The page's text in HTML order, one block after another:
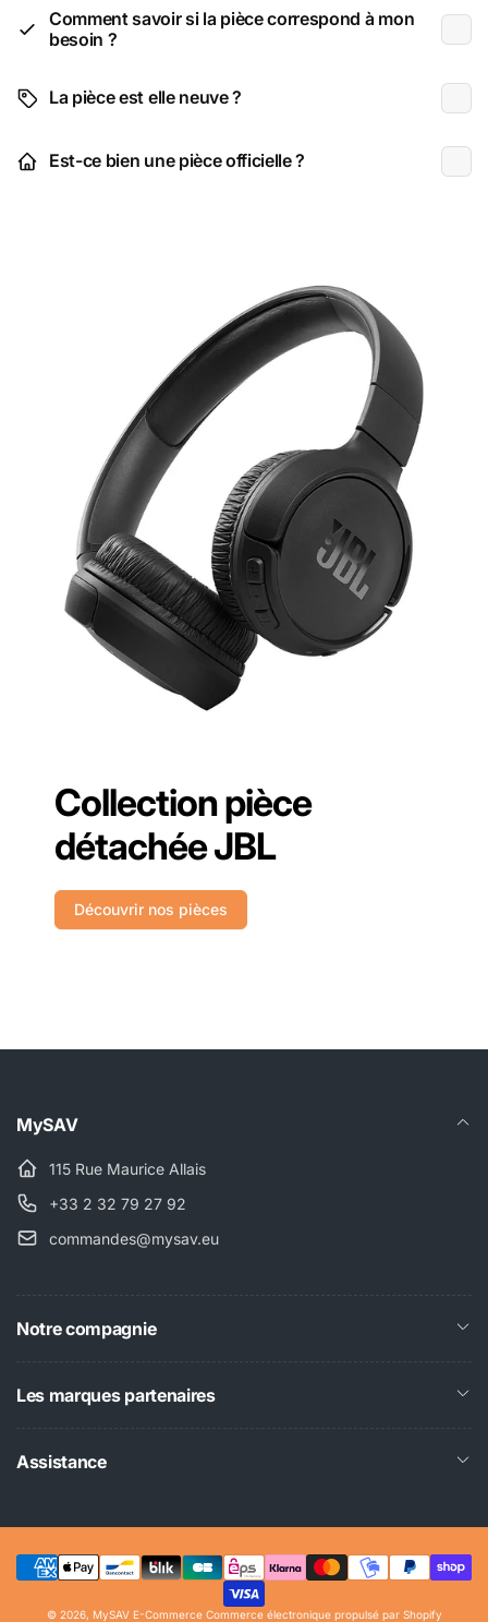
Comment savoir si la pièce correspond à mon
besoin ?
La pièce est elle neuve ?
Est-ce bien une pièce officielle ?
Collection pièce
détachée JBL
Découvrir nos pièces
MySAV
115 Rue Maurice Allais
+33 2 32 79 27 92
commandes@mysav.eu
Notre compagnie
Les marques partenaires
Assistance
Moyens
© 2026, MySAV E-Commerce Commerce électronique propulsé par Shopify